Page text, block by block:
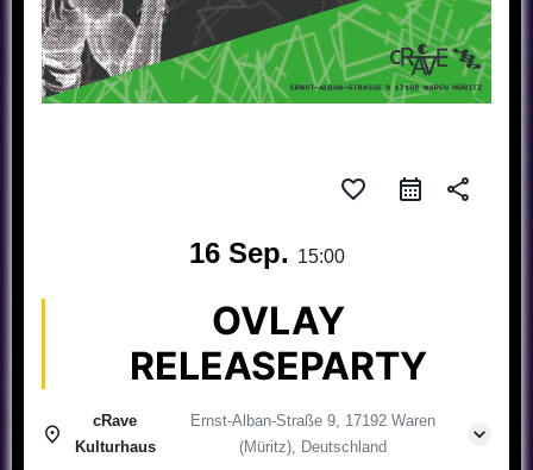
favorite_border share
16 Sep. 15:00
OVLAY
RELEASEPARTY
cRave
Kulturhaus
Ernst-Alban-Straße 9, 17192 Waren
(Müritz), Deutschland